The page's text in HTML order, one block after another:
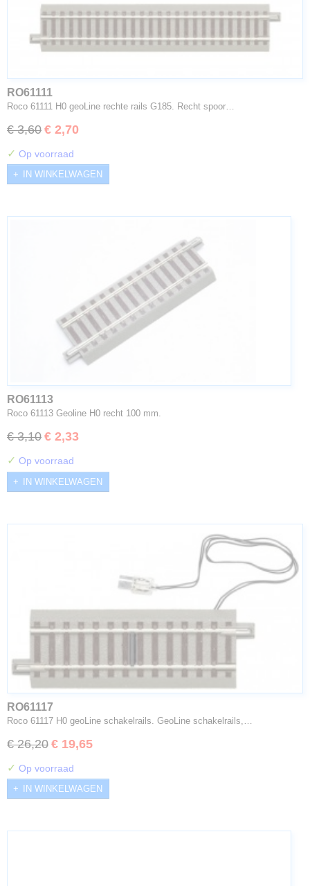
RO61111
Roco 61111 H0 geoLine rechte rails G185. Recht spoor…
€ 3,60 € 2,70
✓ Op voorraad
IN WINKELWAGEN
RO61113
Roco 61113 Geoline H0 recht 100 mm.
€ 3,10 € 2,33
✓ Op voorraad
IN WINKELWAGEN
RO61117
Roco 61117 H0 geoLine schakelrails. GeoLine schakelrails,…
€ 26,20 € 19,65
✓ Op voorraad
IN WINKELWAGEN